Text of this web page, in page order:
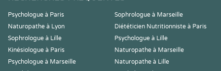
Psychologue à Paris
Sophrologue à Marseille
Naturopathe à Lyon
Diététicien Nutritionniste à Paris
Sophrologue à Lille
Psychologue à Lille
Kinésiologue à Paris
Naturopathe à Marseille
Psychologue à Marseille
Naturopathe à Lille